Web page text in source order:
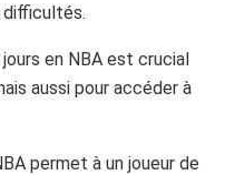
difficultés.
en NBA est crucial
aussi pour accéder à
permet à un joueur de